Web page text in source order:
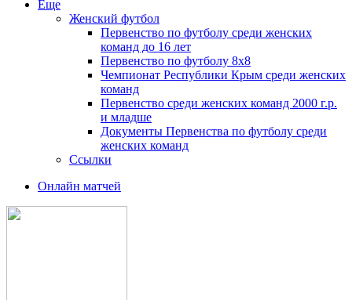
Еще
Женский футбол
Первенство по футболу среди женских
команд до 16 лет
Первенство по футболу 8х8
Чемпионат Республики Крым среди женских
команд
Первенство среди женских команд 2000 г.р.
и младше
Документы Первенства по футболу среди
женских команд
Ссылки
Онлайн матчей